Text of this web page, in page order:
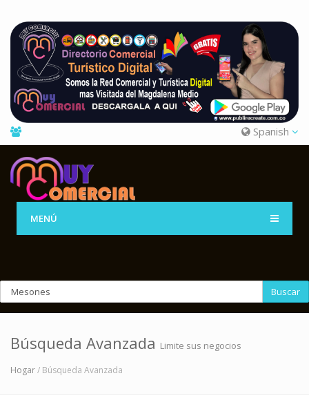
Spanish
MENÚ
Buscar
Búsqueda Avanzada Limite sus negocios
Hogar/ Búsqueda Avanzada